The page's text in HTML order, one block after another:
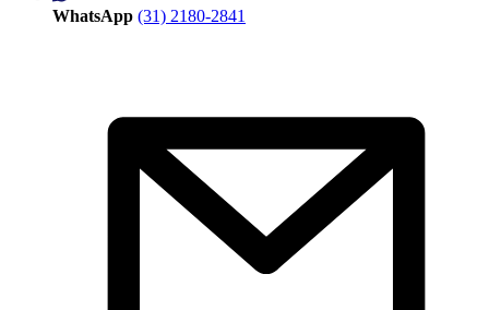
WhatsApp (31) 2180-2841